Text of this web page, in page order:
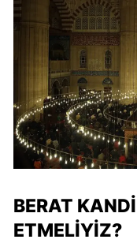
BERAT
ETMELIYIZ?